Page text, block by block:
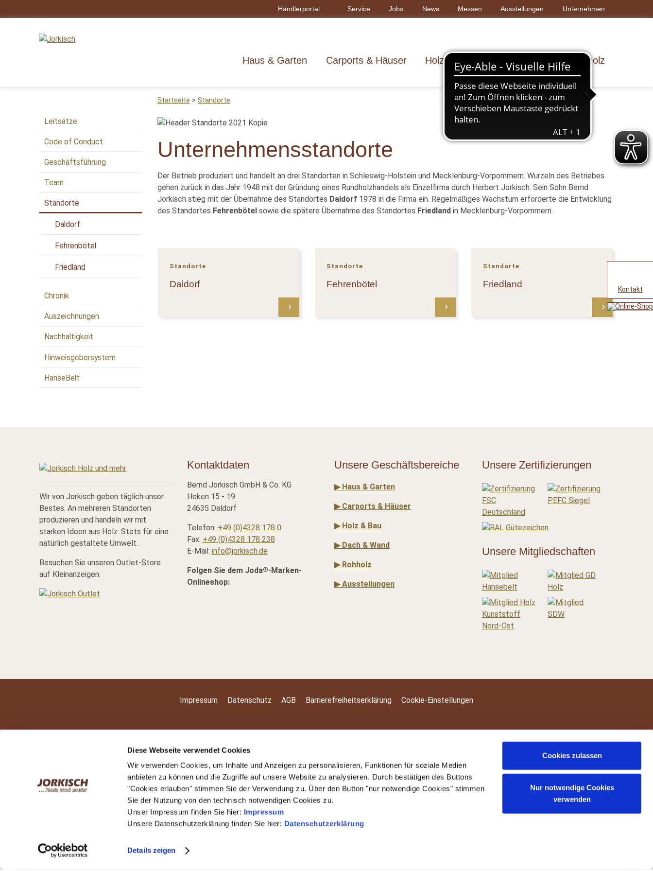
Diese Webseite verwendet Cookies
Wir verwenden Cookies, um Inhalte und Anzeigen zu personalisieren, Funktionen für soziale Medien
anbieten zu können und die Zugriffe auf unsere Website zu analysieren. Durch bestätigen des Buttons
"Cookies erlauben" stimmen Sie der Verwendung zu. Über den Button "nur notwendige Cookies" stimmen
Sie der Nutzung von den technisch notwendigen Cookies zu.
Unser Impressum finden Sie hier: Impressum
Unsere Datenschutzerklärung finden Sie hier: Datenschutzerklärung
Details zeigen
Cookies zulassen
Nur notwendige Cookies
verwenden
Händlerportal Service Jobs News Messen Ausstellungen Unternehmen
Haus & Garten Carports & Häuser Holz & Bau Dach & Wand Rohholz
Kontakt
Leitsätze
Code of Conduct
Geschäftsführung
Team
Standorte
Daldorf
Fehrenbötel
Friedland
Chronik
Auszeichnungen
Nachhaltigkeit
Hinweisgebersystem
HanseBelt
Startseite Standorte
Unternehmensstandorte
Der Betrieb produziert und handelt an drei Standorten in Schleswig-Holstein und Mecklenburg-Vorpommern. Wurzeln des Betriebes
gehen zurück in das Jahr 1948 mit der Gründung eines Rundholzhandels als Einzelfirma durch Herbert Jorkisch. Sein Sohn Bernd
Jorkisch stieg mit der Übernahme des Standortes Daldorf1978 in die Firma ein. Regelmäßiges Wachstum erforderte die Entwicklung
des Standortes Fehrenbötelsowie die spätere Übernahme des Standortes Friedlandin Mecklenburg-Vorpommern.
Standorte
Daldorf
Standorte
Fehrenbötel
Standorte
Friedland
Wir von Jorkisch geben täglich unser
Bestes. An mehreren Standorten
produzieren und handeln wir mit
starken Ideen aus Holz. Stets für eine
natürlich gestaltete Umwelt.
Besuchen Sie unseren Outlet-Store
auf Kleinanzeigen:
Kontaktdaten
Bernd Jorkisch GmbH & Co. KG
Hoken 15 - 19
24635 Daldorf
Telefon: +49 (0)4328 178 0
Fax: +49 (0)4328 178 238
E-Mail: info@jorkisch.de
Folgen Sie dem Joda®-Marken-
Onlineshop:
Unsere Geschäftsbereiche
▶ Haus & Garten
▶ Carports & Häuser
▶ Holz & Bau
▶ Dach & Wand
▶ Rohholz
▶ Ausstellungen
Unsere Zertifizierungen
Unsere Mitgliedschaften
Impressum Datenschutz AGB Barrierefreiheitserklärung Cookie-Einstellungen